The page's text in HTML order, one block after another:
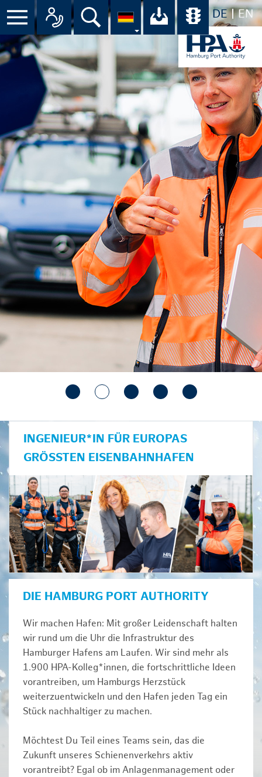
DE EN
Menü Alle Ansprechpartner im
Suche Ihr Download-
INGENIEUR*IN FÜR EUROPAS
GRÖSSTEN EISENBAHNHAFEN
DIE HAMBURG PORT AUTHORITY
Wir machen Hafen: Mit großer Leidenschaft halten
wir rund um die Uhr die Infrastruktur des
Hamburger Hafens am Laufen. Wir sind mehr als
1.900 HPA-Kolleg*innen, die fortschrittliche Ideen
vorantreiben, um Hamburgs Herzstück
weiterzuentwickeln und den Hafen jeden Tag ein
Stück nachhaltiger zu machen.
Möchtest Du Teil eines Teams sein, das die
Zukunft unseres Schienenverkehrs aktiv
vorantreibt? Egal ob im Anlagenmanagement oder